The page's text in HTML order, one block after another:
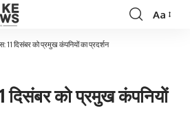
Font
Aa
11 दिसंबर को प्रमुख कंपनियों का प्रदर्शन
दिसंबर को प्रमुख कंपनियों